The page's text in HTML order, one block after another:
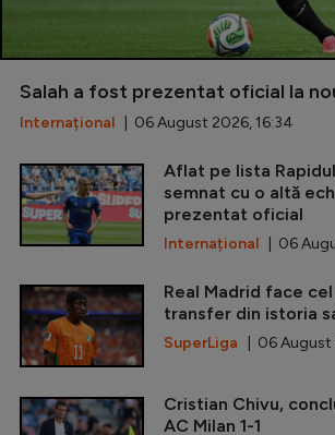
Salah a fost prezentat oficial la
Internațional | 06 August 2026, 16:34
Aflat pe lista
semnat cu o altă
prezentat oficial
Internațional | 06
Real Madrid face
transfer din istoria
SuperLiga | 06 August
Cristian Chivu,
AC Milan 1-1